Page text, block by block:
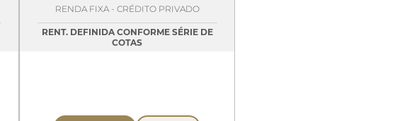
RENDA FIXA - CRÉDITO PRIVADO
RENT. DEFINIDA CONFORME SÉRIE DE
COTAS